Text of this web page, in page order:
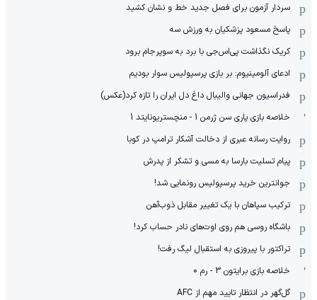
سردار آزمون برای فصل جدید خط و نشان کشید
پاسخ مسعود پزشکیان به ورزش سه
کریک نگذاشت پی‌اس‌جی با برد به سوپرجام برود
ادعای آلومینیوم: بر بازی پرسپولیس سوار بودیم
فدراسیون جهانی والیبال داغ دل ایران را تازه کرد(عکس)
خلاصه بازی پاری سن ژرمن 1 - منچستریونایتد 1
روایت رسانه عبری از دخالت آشکار ترامپ در کوبا
پیام تسلیت بارسا به مسی و تشکر از پدرش
جوانترین خرید پرسپولیس رونمایی شد!
ترکیب سپاهان با یک تغییر مقابل ذوب‌آهن
باشگاه روسی هم روی اوت‌های نادر حساب کرد!
تراکتور با پیروزی به استقبال لیگ رفت!
خلاصه بازی برایتون 3 - رم 0
گل‌گهر در انتظار تایید مهم از ‌AFC